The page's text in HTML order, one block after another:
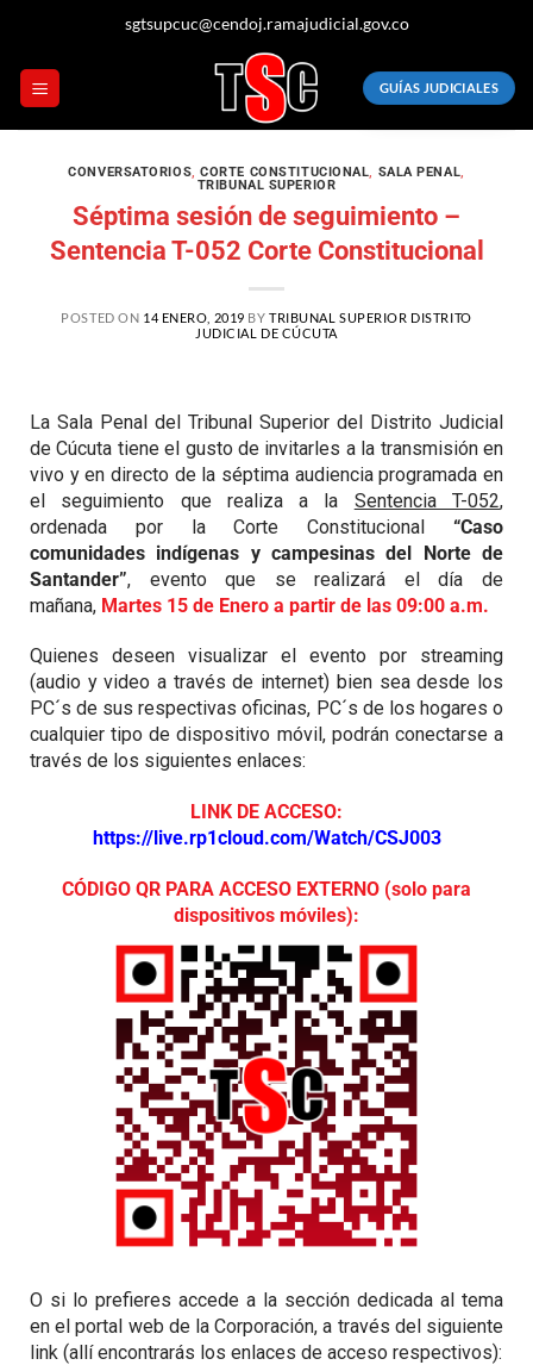
sgtsupcuc@cendoj.ramajudicial.gov.co
GUÍAS JUDICIALES
CONVERSATORIOS,CORTE CONSTITUCIONAL, SALA PENAL,
TRIBUNAL SUPERIOR
Séptima sesión de seguimiento –
Sentencia T-052 Corte Constitucional
POSTED ON 14 ENERO, 2019 BYTRIBUNAL SUPERIOR DISTRITO
JUDICIAL DE CÚCUTA
La Sala Penal del Tribunal Superior del Distrito Judicial
de Cúcuta tiene el gusto de invitarles a la transmisión en
vivo y en directo de la séptima audiencia programada en
el seguimiento que realiza a la Sentencia T-052,
ordenada por la Corte Constitucional “Caso
comunidades indígenas y campesinas del Norte de
Santander”, evento que se realizará el día de
mañana, Martes 15 de Enero a partir de las 09:00 a.m.
Quienes deseen visualizar el evento por streaming
(audio y video a través de internet) bien sea desde los
PC´s de sus respectivas oficinas, PC´s de los hogares o
cualquier tipo de dispositivo móvil, podrán conectarse a
través de los siguientes enlaces:
LINK DE ACCESO:
https://live.rp1cloud.com/Watch/CSJ003
CÓDIGO QR PARA ACCESO EXTERNO (solo para
dispositivos móviles):
O si lo prefieres accede a la sección dedicada al tema
en el portal web de la Corporación, a través del siguiente
link (allí encontrarás los enlaces de acceso respectivos):